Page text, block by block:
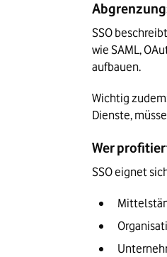
SSO
wie SAML,
aufbauen.
Wichtig
Dienste,
Wer
SSO eignet